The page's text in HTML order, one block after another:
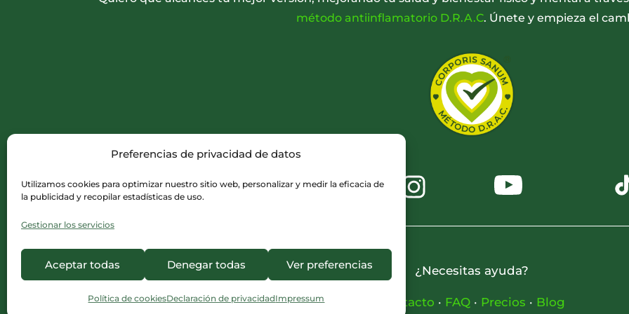
Preferencias de privacidad de datos
Utilizamos cookies para optimizar nuestro sitio web, personalizar y medir la eficacia de
la publicidad y recopilar estadísticas de uso.
Gestionar los servicios
Aceptar todas Denegar todas Ver preferencias
Política de cookiesDeclaración de privacidadImpressum
método antiinflamatorio D.R.A.C. Únete y empieza el
¿Necesitas ayuda?
Contacto · FAQ · Precios · Blog